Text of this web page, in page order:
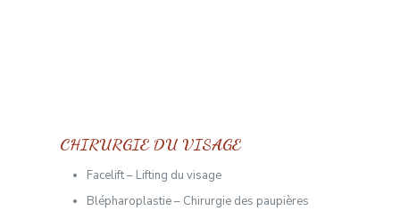
CHIRURGIE DU VISAGE
Facelift – Lifting du visage
Blépharoplastie – Chirurgie des paupières